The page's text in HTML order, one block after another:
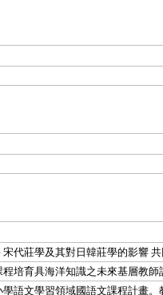
宋代莊學及其對日韓莊學的影響
培育具海洋知識之未來基層教
語文學習領域國語文課程計畫